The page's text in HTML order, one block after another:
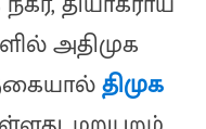
அதிமுக
திமுக